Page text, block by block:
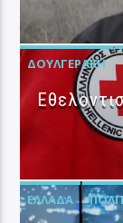
ΔΟΥΛΓΕΡΆΚΗ
ΕΛΛΆΔΑ